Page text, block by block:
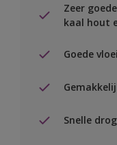
Zeer
kaal hout
Goede
Snelle